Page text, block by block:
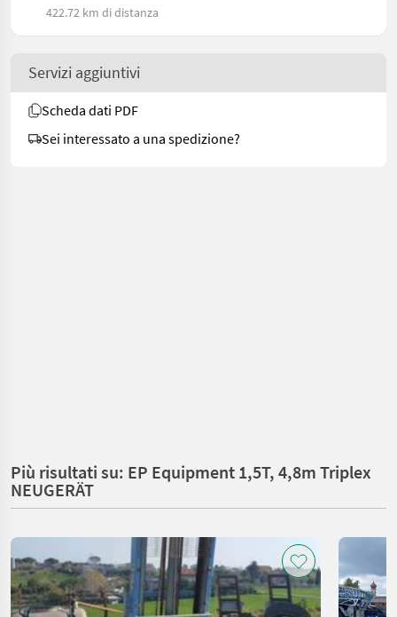
422.72 km di distanza
Servizi aggiuntivi
Scheda dati PDF
Sei interessato a una spedizione?
Più risultati su: EP Equipment 1,5T, 4,8m Triplex
NEUGERÄT